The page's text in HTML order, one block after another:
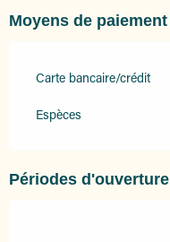
Moyens de paiement
Carte bancaire/crédit
Espèces
Périodes d'ouverture